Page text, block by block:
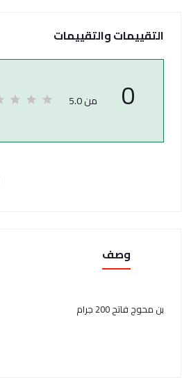
التقييمات والتقييمات
0 من 5.0
وصف
بن محوج فاتح 200 جرام